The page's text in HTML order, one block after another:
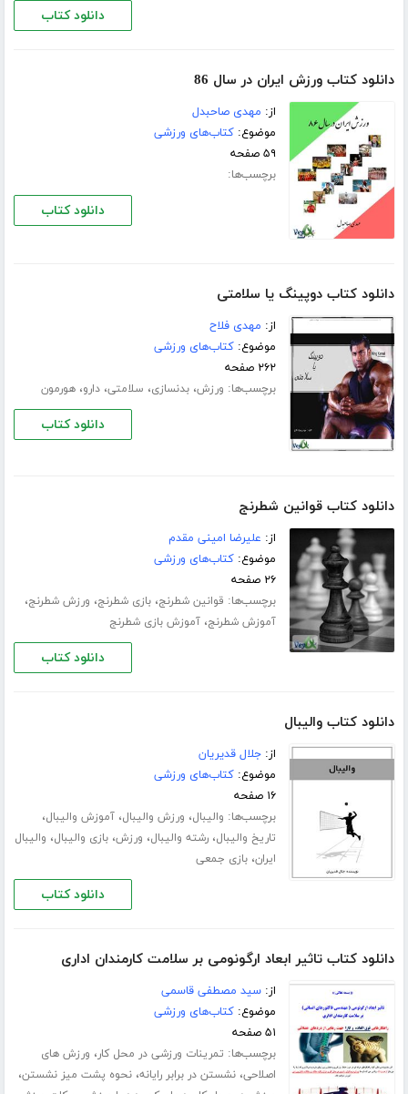
دانلود کتاب
دانلود کتاب ورزش ایران در سال 86
از: مهدی صاحبدل
موضوع:کتاب‌های ورزشی
۵۹ صفحه
برچسب‌ها:
دانلود کتاب
دانلود کتاب دوپینگ یا سلامتی
از: مهدی فلاح
موضوع:کتاب‌های ورزشی
۲۶۲ صفحه
برچسب‌ها: ورزش،بدنسازی، سلامتی،دارو،هورمون
دانلود کتاب
دانلود کتاب قوانین شطرنج
از: علیرضا امینی مقدم
موضوع:کتاب‌های ورزشی
۲۶ صفحه
برچسب‌ها: قوانین شطرنج،بازی شطرنج، ورزش شطرنج،
آموزش شطرنج،آموزش بازی شطرنج
دانلود کتاب
دانلود کتاب والیبال
از:جلال قدیریان
موضوع:کتاب‌های ورزشی
۱۶ صفحه
برچسب‌ها: والیبال، ورزش والیبال،آموزش والیبال،
تاریخ والیبال،رشته والیبال، ورزش،بازی والیبال، والیبال
ایران،بازی جمعی
دانلود کتاب
دانلود کتاب تاثیر ابعاد ارگونومی بر سلامت کارمندان اداری
از:سید مصطفی قاسمی
موضوع:کتاب‌های ورزشی
۵۱ صفحه
برچسب‌ها: تمرینات ورزشی در محل کار، ورزش های
اصلاحی،نشستن در برابر رایانه،نحوه پشت میز نشستن،